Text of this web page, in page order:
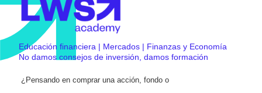
Educación financiera | Mercados | Finanzas y Economía
No damos consejos de inversión, damos formación
¿Pensando en comprar una acción, fondo o